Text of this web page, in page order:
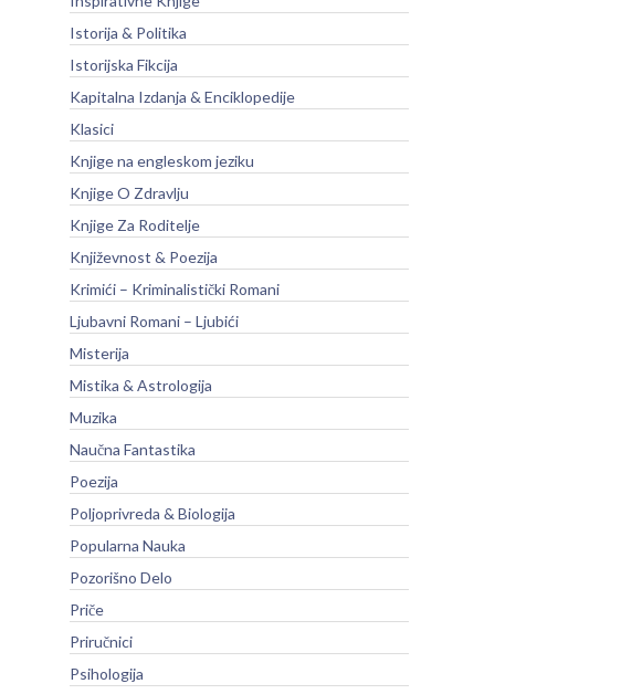
Istorija & Politika
Istorijska Fikcija
Kapitalna Izdanja & Enciklopedije
Klasici
Knjige na engleskom jeziku
Knjige O Zdravlju
Knjige Za Roditelje
Književnost & Poezija
Krimići – Kriminalistički Romani
Ljubavni Romani – Ljubići
Misterija
Mistika & Astrologija
Muzika
Naučna Fantastika
Poezija
Poljoprivreda & Biologija
Popularna Nauka
Pozorišno Delo
Priče
Priručnici
Psihologija